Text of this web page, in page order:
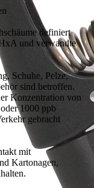
definiert
und verwandte
Schuhe, Pelze,
sind betroffen.
Konzentration von
1000 ppb
gebracht
mit
Kartonagen,